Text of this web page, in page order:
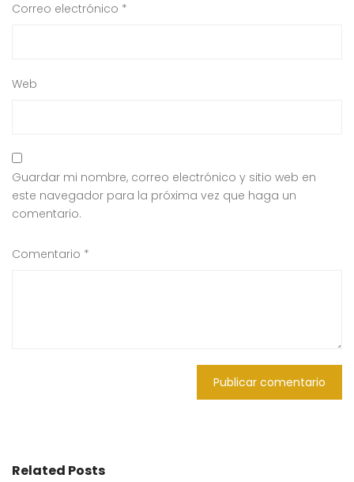
Correo electrónico *
Web
Guardar mi nombre, correo electrónico y sitio web en
este navegador para la próxima vez que haga un
comentario.
Comentario *
Related Posts